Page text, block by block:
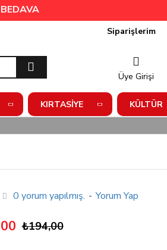
Siparişlerim
Üye Girişi
KIRTASIYE KÜLTÜR
0 yorum yapılmış. - Yorum Yap
₺194,00